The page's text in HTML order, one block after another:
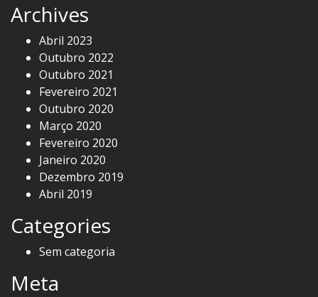
Archives
Abril 2023
Outubro 2022
Outubro 2021
Fevereiro 2021
Outubro 2020
Março 2020
Fevereiro 2020
Janeiro 2020
Dezembro 2019
Abril 2019
Categories
Sem categoria
Meta